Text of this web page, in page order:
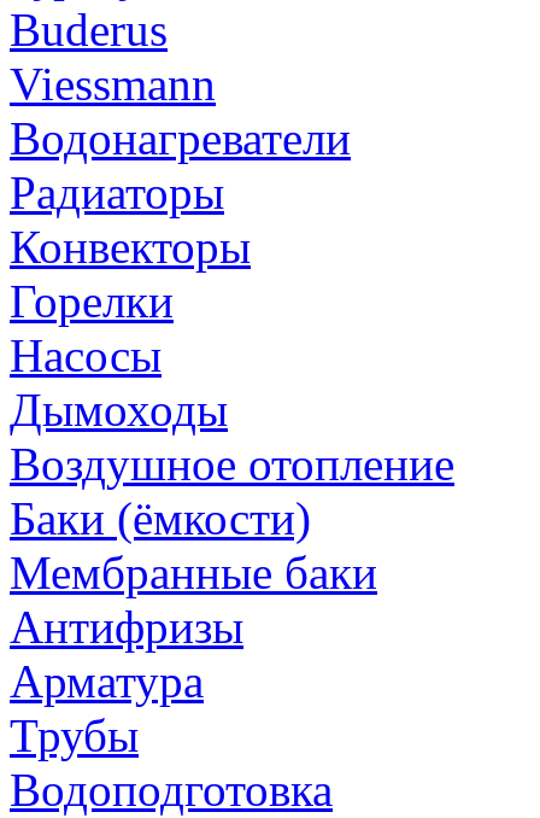
Buderus
Viessmann
Водонагреватели
Радиаторы
Конвекторы
Горелки
Насосы
Дымоходы
Воздушное отопление
Баки (ёмкости)
Мембранные баки
Антифризы
Арматура
Трубы
Водоподготовка